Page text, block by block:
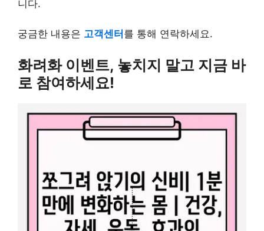
니다.
궁금한 내용은 고객센터를 통해 연락하세요.
화려화 이벤트, 놓치지 말고 지금 바
로 참여하세요!